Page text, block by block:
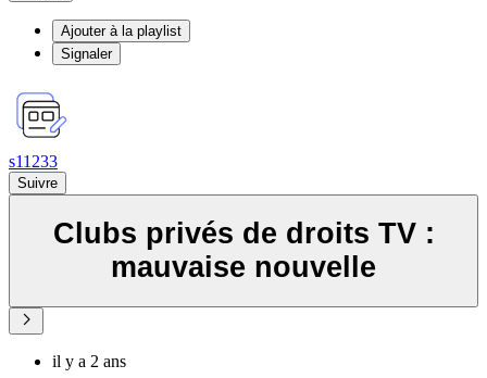
Ajouter à la playlist
Signaler
s11233
Suivre
Clubs privés de droits TV :
mauvaise nouvelle
il y a 2 ans